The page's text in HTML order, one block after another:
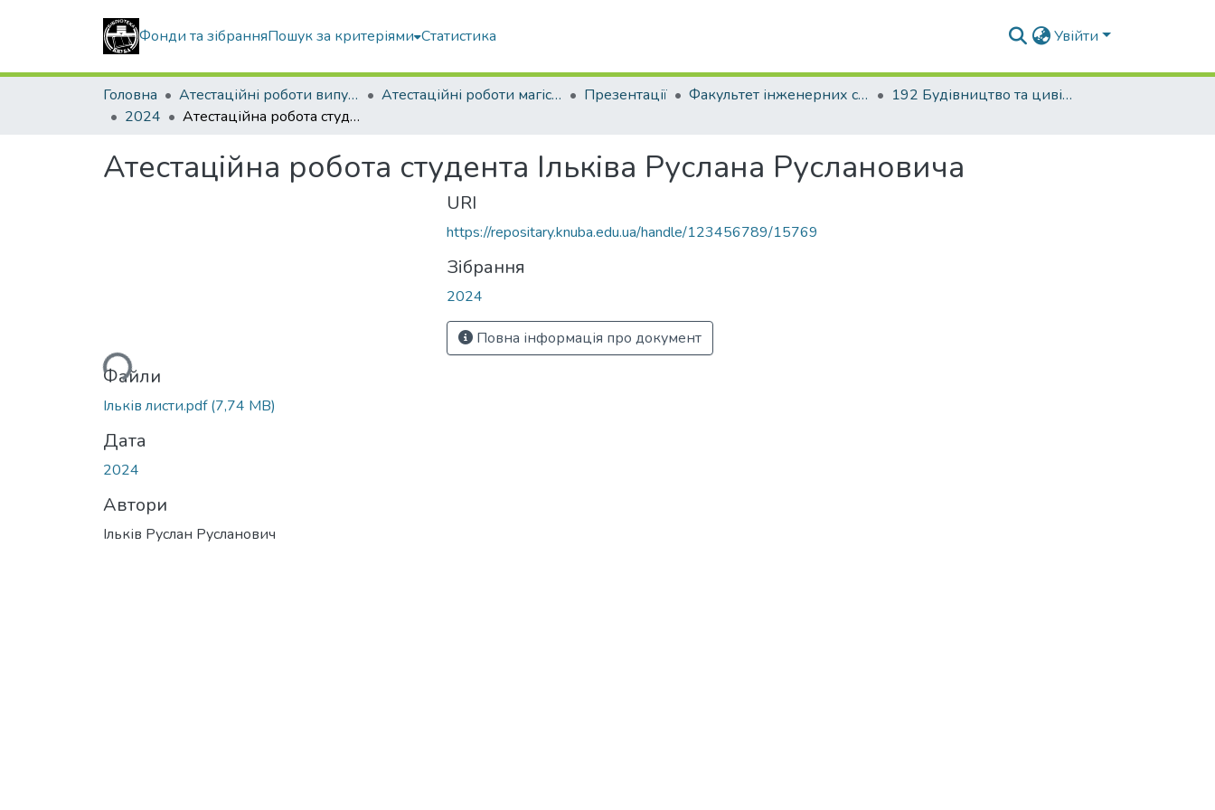
Фонди та зібранняПошук за критеріями Статистика Увійти
Головна Атестаційні роботи випускників Атестаційні роботи магістрів Презентації Факультет інженерних систем та екології
192 Будівництво та цивільна інженерія. Водопостачання та водовідведення
2024
Атестаційна робота студента Ільківа Руслана Руслановича
Атестаційна робота студента Ільківа Руслана Руслановича
Вантажиться...Файли
Ільків листи.pdf(7,74 MB)
Дата
2024
Автори
Ільків Руслан Русланович
URI
https://repositary.knuba.edu.ua/handle/123456789/15769
Зібрання
2024
Повна інформація про документ